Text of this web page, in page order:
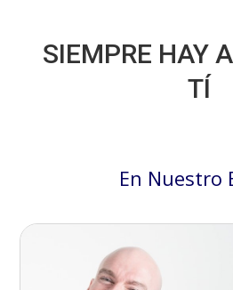
SIEMPRE HAY
TÍ
En Nuestro